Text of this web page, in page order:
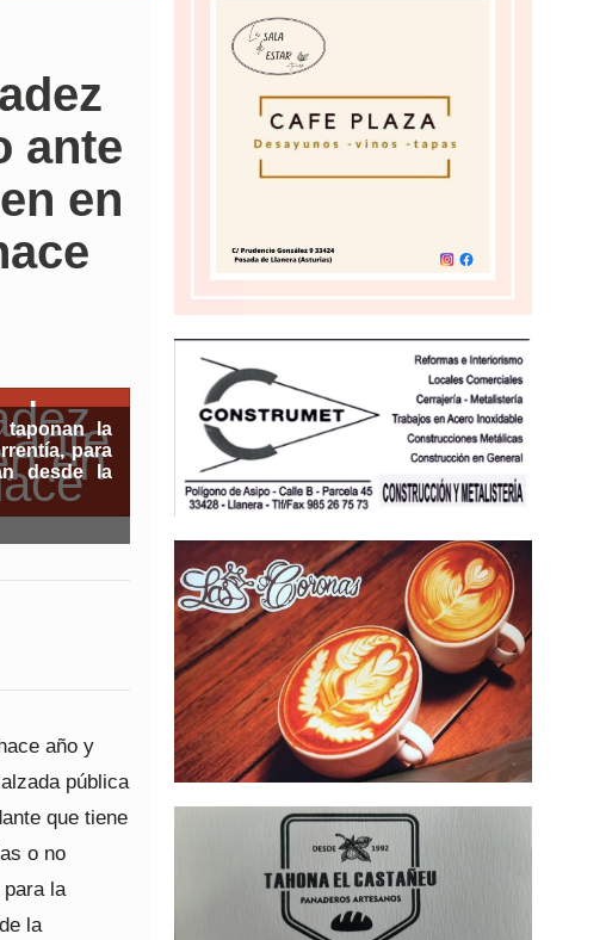
ante
en
taponan la
para
desde la
año y
pública
que tiene
o no
la
la